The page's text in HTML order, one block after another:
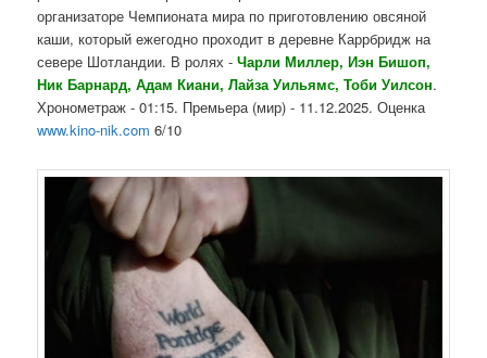
организаторе Чемпионата мира по приготовлению овсяной
каши, который ежегодно проходит в деревне Каррбридж на
севере Шотландии. В ролях -Чарли Миллер, Иэн Бишоп,
Ник Барнард, Адам Киани, Лайза Уильямс, Тоби Уилсон.
Хронометраж - 01:15. Премьера (мир) - 11.12.2025. Оценка
www.kino-nik.com 6/10